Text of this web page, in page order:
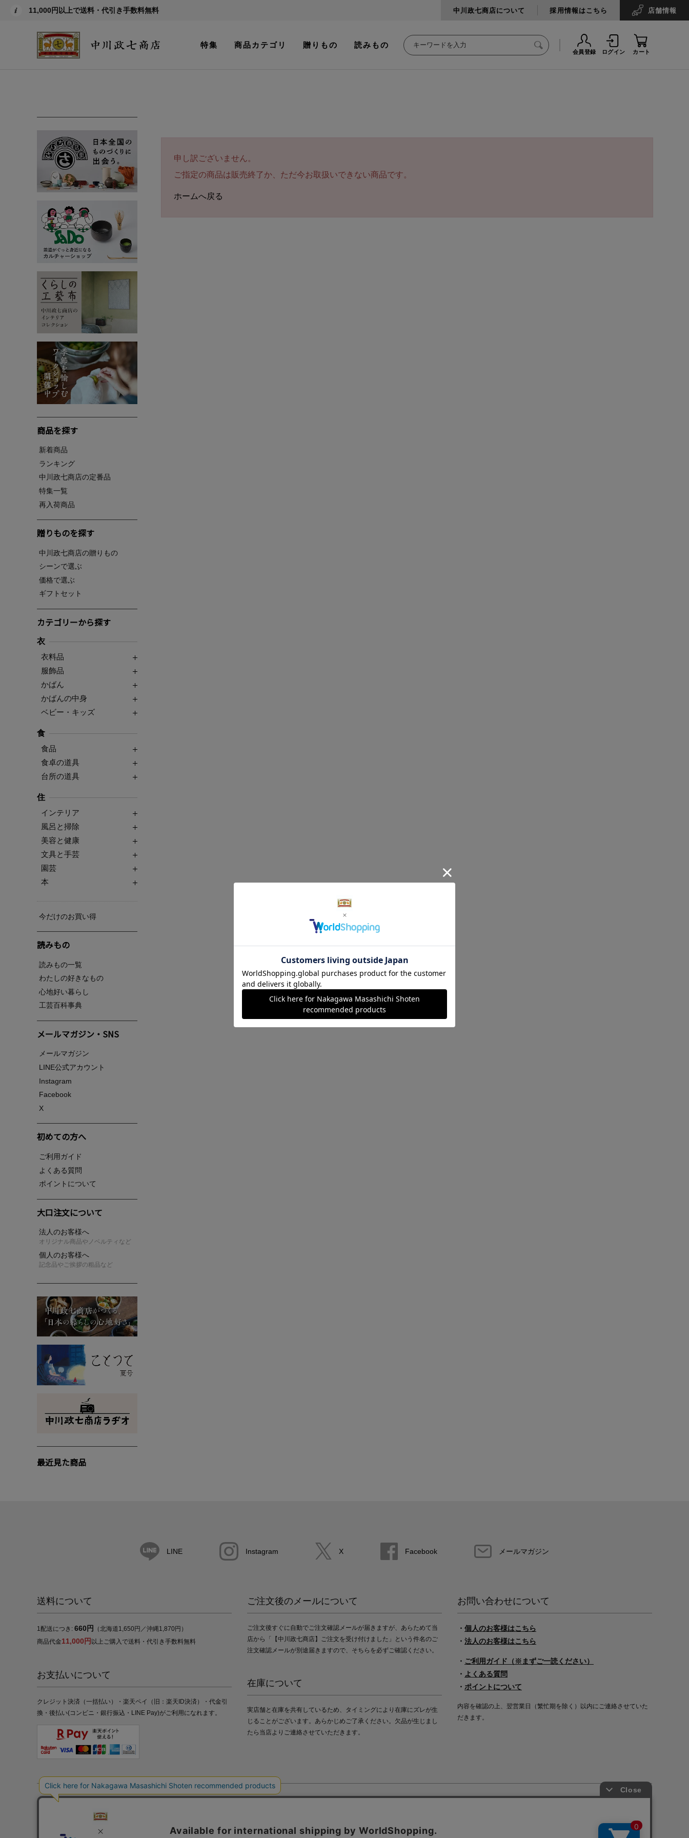
11,000円以上で送料・代引き手数料無料 中川政七商店について 採用情報はこちら 店舗情報
特集 商品カテゴリ 贈りもの 読みもの
会員登録 ログイン カート
商品を探す
新着商品
ランキング
中川政七商店の定番品
特集一覧
再入荷商品
贈りものを探す
中川政七商店の贈りもの
シーンで選ぶ
価格で選ぶ
ギフトセット
カテゴリーから探す
衣
衣料品
服飾品
かばん
かばんの中身
ベビー・キッズ
食
食品
食卓の道具
台所の道具
住
インテリア
風呂と掃除
美容と健康
文具と手芸
園芸
本
今だけのお買い得
読みもの
読みもの一覧
わたしの好きなもの
心地好い暮らし
工芸百科事典
メールマガジン・SNS
メールマガジン
LINE公式アカウント
Instagram
Facebook
X
初めての方へ
ご利用ガイド
よくある質問
ポイントについて
大口注文について
法人のお客様へ
オリジナル商品やノベルティなど
個人のお客様へ
記念品やご挨拶の粗品など
最近見た商品
申し訳ございません。
ご指定の商品は販売終了か、ただ今お取扱いできない商品です。
ホームへ戻る
LINE Instagram X Facebook メールマガジン
送料について
1配送につき: 660円
（北海道1,650円／沖縄1,870円）
商品代金11,000円 以上ご購入で送料・代引き手数料無料
お支払いについて
クレジット決済（一括払い）・楽天ペイ（旧：楽天ID決済）・代金引
換・後払い(コンビニ・銀行振込・LINE Pay)がご利用になれます。
ご注文後のメールについて
ご注文後すぐに自動でご注文確認メールが届きますが、あらためて当
店から「【中川政七商店】ご注文を受け付けました」という件名のご
注文確認メールが別途届きますので、そちらを必ずご確認ください。
在庫について
実店舗と在庫を共有しているため、タイミングにより在庫にズレが生
じることがございます。あらかじめご了承ください。欠品が生じまし
たら当店よりご連絡させていただきます。
お問い合わせについて
・ 個人のお客様はこちら
・ 法人のお客様はこちら
・ ご利用ガイド（※まずご一読ください）
・ よくある質問
・ ポイントについて
内容を確認の上、翌営業日（繁忙期を除く）以内にご連絡させていた
だきます。
プライバシーポリシー